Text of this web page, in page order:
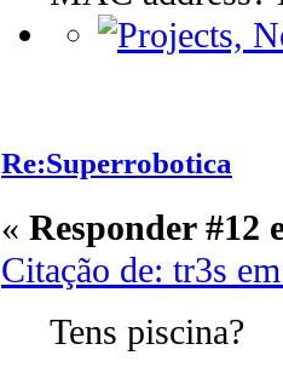
Re:Superrobotica
« Responder #12
Citação de: tr3s
Tens piscina?